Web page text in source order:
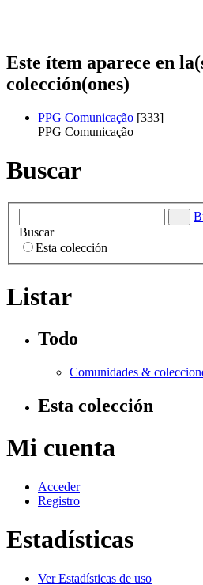
Este ítem aparece en
colección(ones)
PPG Comunicação [333]
PPG Comunicação
Buscar
Buscar
Esta colección
Listar
Todo
Comunidades &
Esta colección
Mi cuenta
Acceder
Registro
Estadísticas
Ver Estadísticas de uso